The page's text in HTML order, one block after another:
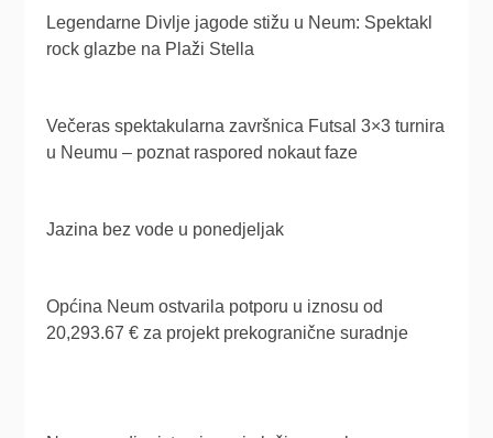
Legendarne Divlje jagode stižu u Neum: Spektakl
rock glazbe na Plaži Stella
Večeras spektakularna završnica Futsal 3×3 turnira
u Neumu – poznat raspored nokaut faze
Jazina bez vode u ponedjeljak
Općina Neum ostvarila potporu u iznosu od
20,293.67 € za projekt prekogranične suradnje